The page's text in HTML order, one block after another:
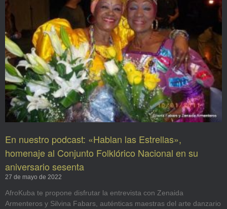
En nuestro podcast: «Hablan las Estrellas»,
homenaje al Conjunto Folklórico Nacional en su
aniversario sesenta
27 de mayo de 2022
AfroKuba te propone disfrutar la entrevista con Zenaida
Armenteros y Silvina Fabars, auténticas maestras del arte danzario